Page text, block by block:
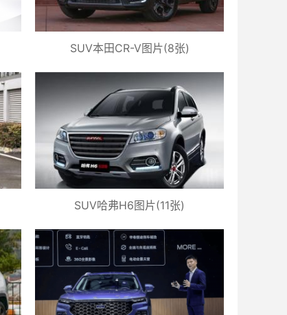
SUV本田CR-V图片(8张)
SUV哈弗H6图片(11张)